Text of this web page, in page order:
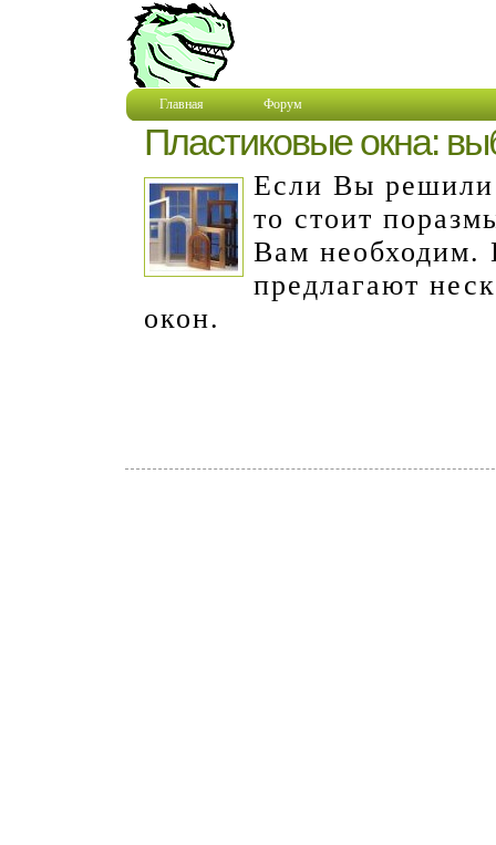
Главная Форум
Пластиковые окна:
Если Вы решили
то стоит
Вам необходим.
предлагают
окон.